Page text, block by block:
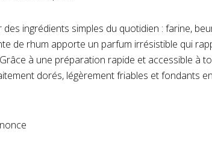
ingrédients simples du quotidien : farine,
de rhum apporte un parfum irrésistible qui
à une préparation rapide et accessible à
dorés, légèrement friables et fondants en